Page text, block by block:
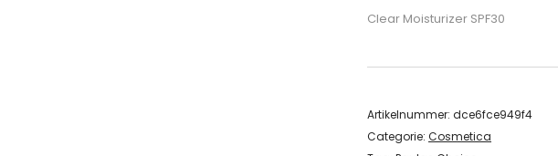
Clear Moisturizer SPF30
Artikelnummer: dce6fce949f4
Categorie: Cosmetica